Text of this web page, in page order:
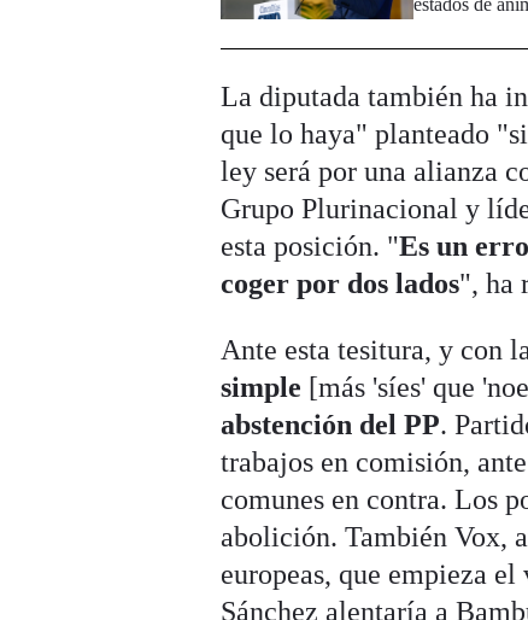
estados de
La diputada también ha
que lo haya" planteado
ley será por una alianza
Grupo Plurinacional y
esta posición. "Es un
coger por dos lados", ha
Ante esta tesitura, y con
simple [más 'síes' que
abstención del PP.
trabajos en comisión,
comunes en contra. Los
abolición. También Vox,
europeas, que empieza
Sánchez alentaría a